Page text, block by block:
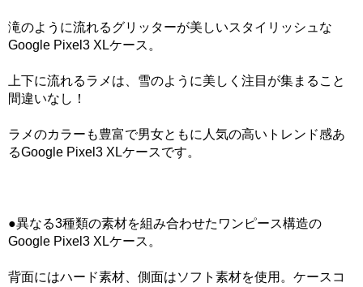
滝のように流れるグリッターが美しいスタイリッシュな
Google Pixel3 XLケース。
上下に流れるラメは、雪のように美しく注目が集まること
間違いなし！
ラメのカラーも豊富で男女ともに人気の高いトレンド感あ
るGoogle Pixel3 XLケースです。
●異なる3種類の素材を組み合わせたワンピース構造の
Google Pixel3 XLケース。
背面にはハード素材、側面はソフト素材を使用。ケースコ